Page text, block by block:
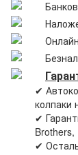
✔
колпаки
✔
Brothers,
✔